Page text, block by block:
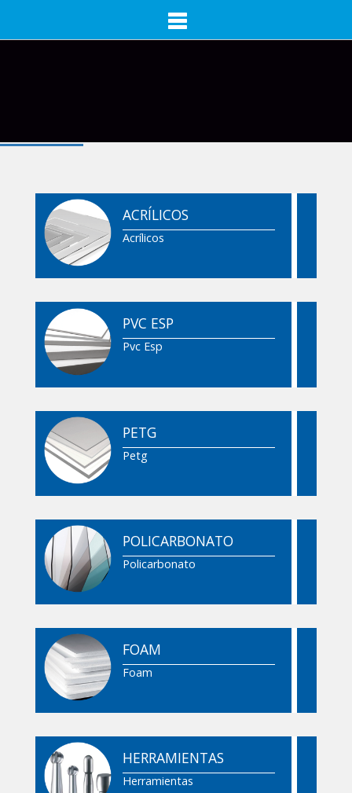
ACRÍLICOS
Acrílicos
PVC ESP
Pvc Esp
PETG
Petg
POLICARBONATO
Policarbonato
FOAM
Foam
HERRAMIENTAS
Herramientas